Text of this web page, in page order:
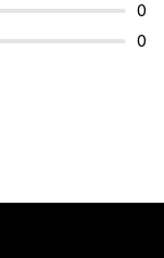
0
0